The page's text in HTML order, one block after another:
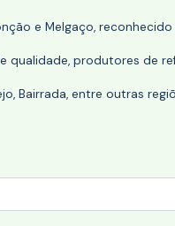
e Melgaço,
produtores de
Bairrada, entre outras